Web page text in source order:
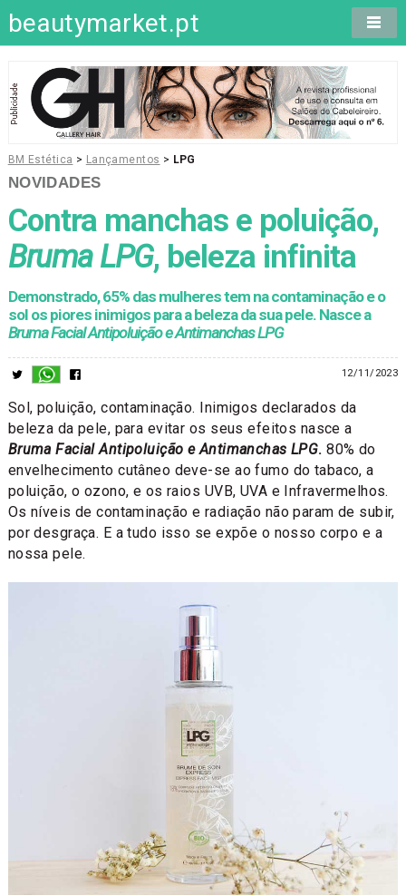
beautymarket.pt
BM Estética > Lançamentos > LPG
NOVIDADES
Contra manchas e poluição,
Bruma LPG, beleza infinita
Demonstrado, 65% das mulheres tem na contaminação e o
sol os piores inimigos para a beleza da sua pele. Nasce a
Bruma Facial Antipoluição e Antimanchas LPG
12/11/2023
Sol, poluição, contaminação. Inimigos declarados da
beleza da pele, para evitar os seus efeitos nasce a
Bruma Facial Antipoluição e Antimanchas LPG.80% do
envelhecimento cutâneo deve-se ao fumo do tabaco, a
poluição, o ozono, e os raios UVB, UVA e Infravermelhos.
Os níveis de contaminação e radiação não param de subir,
por desgraça. E a tudo isso se expõe o nosso corpo e a
nossa pele.